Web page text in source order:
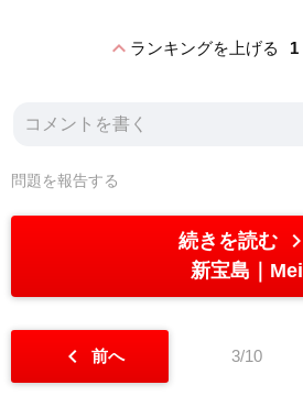
expand_lessランキングを上げる 1
問題を報告する
続きを読む chevron_right
新宝島 Mei
chevron_left 前へ 3/10